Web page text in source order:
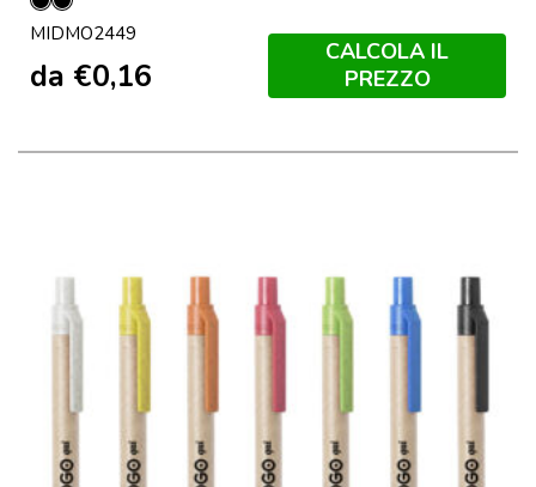
NeroBianco
/
Nero
MIDMO2449
da €0,16
CALCOLA IL
PREZZO